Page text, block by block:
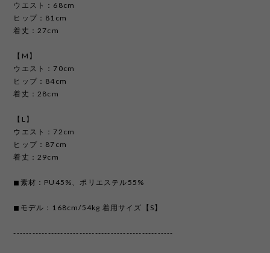
ウエスト：68cm
ヒップ：81cm
着丈：27cm
【M】
ウエスト：70cm
ヒップ：84cm
着丈：28cm
【L】
ウエスト：72cm
ヒップ：87cm
着丈：29cm
◼︎素材：PU45%、ポリエステル55%
◼︎モデル：168cm/54kg 着用サイズ【S】
---------------------------------------------------